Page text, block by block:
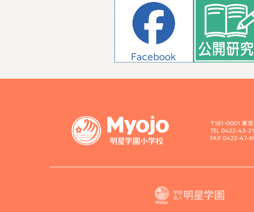
〒181-0001 東
TEL 0422-43-
FAX 0422-47-